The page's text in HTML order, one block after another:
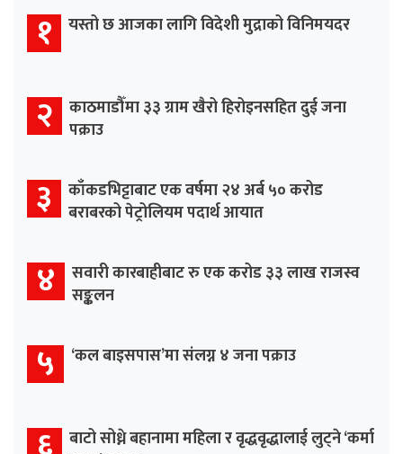
१ यस्तो छ आजका लागि विदेशी मुद्राको विनिमयदर
२ काठमाडौँमा ३३ ग्राम खैरो हिरोइनसहित दुई जना
पक्राउ
३ काँकडभिट्टाबाट एक वर्षमा २४ अर्ब ५० करोड
बराबरको पेट्रोलियम पदार्थ आयात
४ सवारी कारबाहीबाट रु एक करोड ३३ लाख राजस्व
सङ्कलन
५ ‘कल बाइसपास’मा संलग्न ४ जना पक्राउ
बाटो सोध्ने बहानामा महिला र वृद्धवृद्धालाई लुट्ने ‘कर्मा